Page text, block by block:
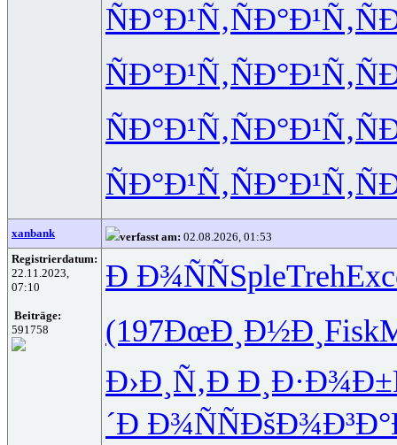
ÑÐ°Ð¹Ñ‚ÑÐ°Ð¹Ñ‚
ÑÐ°Ð¹Ñ‚ÑÐ°Ð¹Ñ‚
ÑÐ°Ð¹Ñ‚ÑÐ°Ð¹Ñ‚
ÑÐ°Ð¹Ñ‚ÑÐ°Ð¹Ñ‚
xanbank verfasst am: 02.08.2026, 01:53
Registrierdatum:
22.11.2023,
07:10
Beiträge:
591758
Ð Ð¾ÑÑSpleTreh
(197ÐœÐ¸Ð½Ð¸ Fisk
Ð›Ð¸Ñ‚Ð Ð¸Ð·Ð¾Ð±
´Ð Ð¾ÑÑÐšÐ¾Ð³Ð°